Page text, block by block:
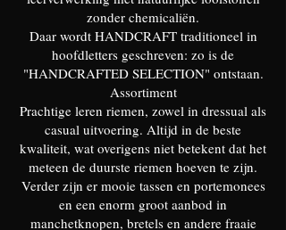
zonder chemicaliën.
Daar wordt HANDCRAFT traditioneel in
hoofdletters geschreven: zo is de
"HANDCRAFTED SELECTION" ontstaan.
Assortiment
Prachtige leren riemen, zowel in dressual als
casual uitvoering. Altijd in de beste
kwaliteit, wat overigens niet betekent dat het
meteen de duurste riemen hoeven te zijn.
Verder zijn er mooie tassen en portemonees
en een enorm groot aanbod in
manchetknopen, bretels en andere fraaie